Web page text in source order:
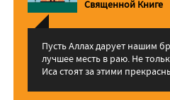
Священной Книге
Пусть Аллах дарует нашим
лучшее месть в раю. Не
Иса стоят за этими